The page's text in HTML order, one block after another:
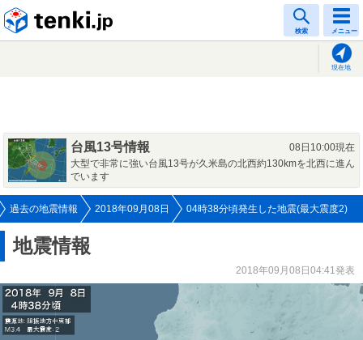
検索 メニュー
現在地
台風13号情報
08日10:00現在
大型で非常に強い台風13号が久米島の北西約130kmを北西に進ん
でいます
過去の地震情報 2018年09月08日 04時38分頃発生した地震(最大震度2)
地震情報
2018年09月08日04:41発表